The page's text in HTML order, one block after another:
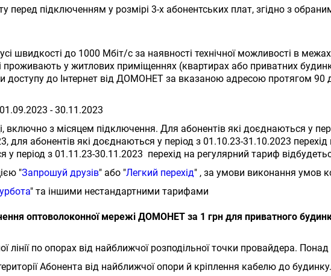
перед підключенням у розмірі 3-х абонентських плат, згідно з
швидкості до 1000 Мбіт/с за наявності технічної можливості в
проживають у житлових приміщеннях (квартирах або приватних
доступу до Інтернет від ДОМОНЕТ за вказаною адресою протягом 90
- 30.11.2023
включно з місяцем підключення. Для абонентів які доєднаються у
для абонентів які доєднаються у період з 01.10.23-31.10.2023
у період з 01.11.23-30.11.2023 перехід на регулярний тариф
"Запрошуй друзів" або "Легкий перехід" , за умови виконання умов
" та іншими нестандартними тарифами
оптоволоконної мережі ДОМОНЕТ за 1 грн для приватного
лінії по опорах від найближчої розподільної точки провайдера.
Абонента від найближчої опори й кріплення кабелю до будинку.